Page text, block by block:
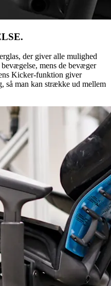
der giver alle mulighed
mens de bevæger
Kicker-funktion giver
så man kan strække ud mellem